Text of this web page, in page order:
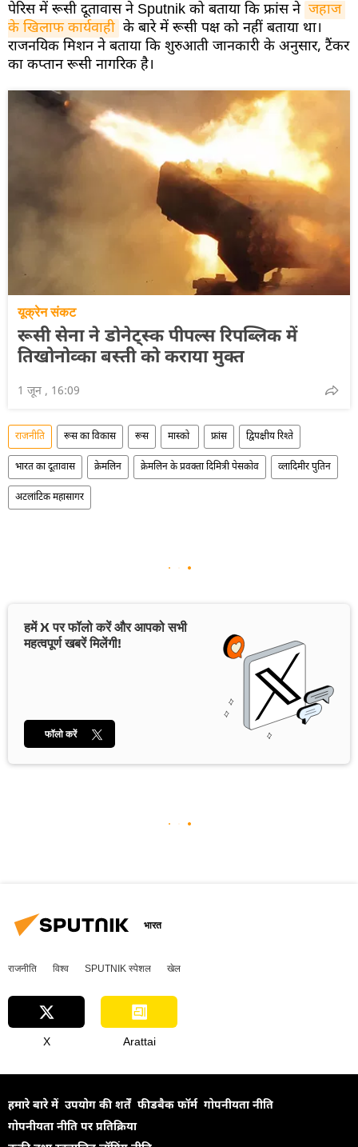
पेरिस में रूसी दूतावास ने Sputnik को बताया कि फ्रांस ने जहाज
के खिलाफ कार्यवाही के बारे में रूसी पक्ष को नहीं बताया था।
राजनयिक मिशन ने बताया कि शुरुआती जानकारी के अनुसार, टैंकर
का कप्तान रूसी नागरिक है।
यूक्रेन संकट
रूसी सेना ने डोनेट्स्क पीपल्स रिपब्लिक में
तिखोनोव्का बस्ती को कराया मुक्त
1 जून , 16:09
राजनीति रूस का विकास रूस मास्को फ्रांस द्विपक्षीय रिश्ते
भारत का दूतावास क्रेमलिन क्रेमलिन के प्रवक्ता दिमित्री पेसकोव व्लादिमीर पुतिन
अटलांटिक महासागर
हमें X पर फॉलो करें और आपको सभी
महत्वपूर्ण खबरें मिलेंगी!
फॉलो करें
भारत
राजनीति विश्व SPUTNIK स्पेशल खेल
X Arattai
हमारे बारे में उपयोग की शर्तें फीडबैक फॉर्म गोपनीयता नीति
गोपनीयता नीति पर प्रतिक्रिया